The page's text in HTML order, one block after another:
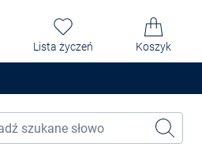
Lista życzeń Koszyk